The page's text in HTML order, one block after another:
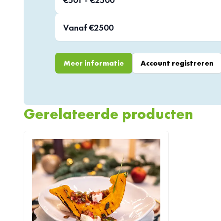
Vanaf €2500
Meer informatie Account registreren
Gerelateerde producten